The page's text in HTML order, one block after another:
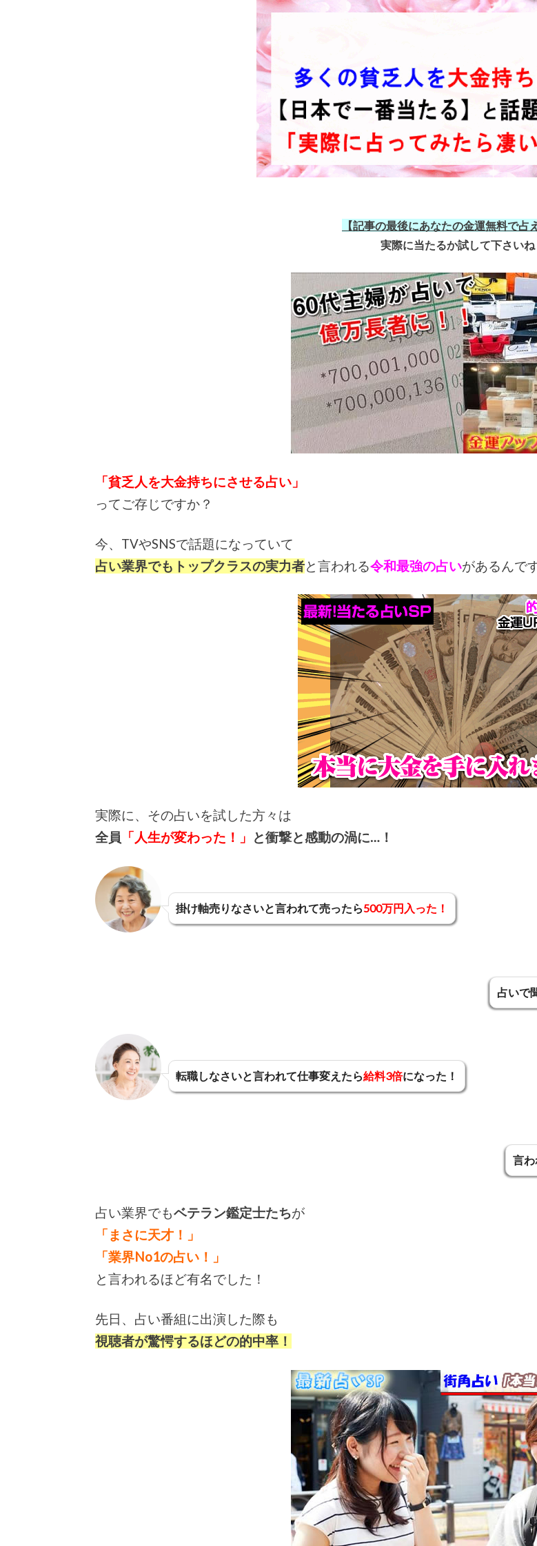
【記事の最後にあなたの金運無料で占
実際に当たるか試して下さいね
「貧乏人を大金持ちにさせる占い」
ってご存じですか？
今、TVやSNSで話題になっていて
占い業界でもトップクラスの実力者と言われる令和最強の占いがあるんで
実際に、その占いを試した方々は
全員 「人生が変わった！」 と衝撃と感動の渦に…！
掛け軸売りなさいと言われて売ったら500万円入った！
占いで
転職しなさいと言われて仕事変えたら給料3倍になった！
言
占い業界でもベテラン鑑定士たちが
「まさに天才！」
「業界No1の占い！」
と言われるほど有名でした！
先日、占い番組に出演した際も
視聴者が驚愕するほどの的中率！